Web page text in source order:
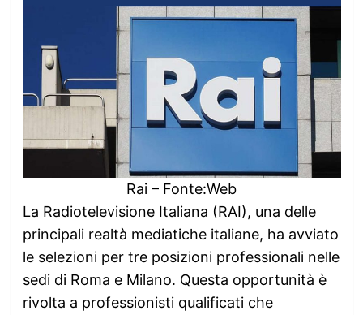
Rai – Fonte:Web
La Radiotelevisione Italiana (RAI), una delle
principali realtà mediatiche italiane, ha avviato
le selezioni per tre posizioni professionali nelle
sedi di Roma e Milano. Questa opportunità è
rivolta a professionisti qualificati che